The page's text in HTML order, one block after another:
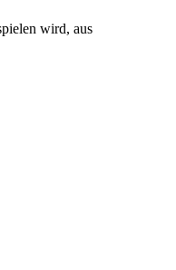
wird, aus